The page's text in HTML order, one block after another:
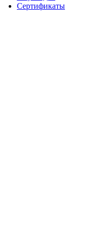
Сертификаты